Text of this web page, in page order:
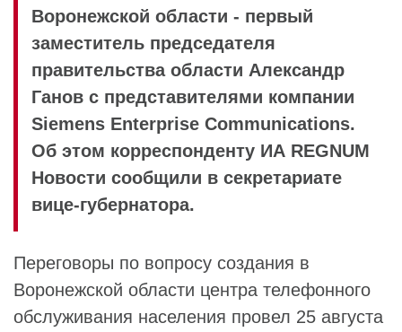
Воронежской области - первый
заместитель председателя
правительства области Александр
Ганов с представителями компании
Siemens Enterprise Communications.
Об этом корреспонденту ИА REGNUM
Новости сообщили в секретариате
вице-губернатора.
Переговоры по вопросу создания в
Воронежской области центра телефонного
обслуживания населения провел 25 августа